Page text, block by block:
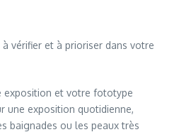
vérifier et à prioriser dans votre
exposition et votre fototype
une exposition quotidienne,
baignades ou les peaux très